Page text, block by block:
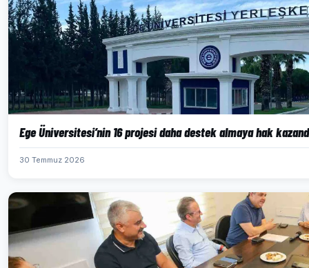
Ege Üniversitesi’nin 16 projesi daha destek almaya hak
30 Temmuz 2026